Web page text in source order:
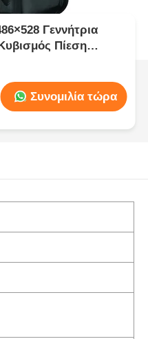
Γεννήτρια
Πίεση
που παρέχει
Συνομιλία τώρα